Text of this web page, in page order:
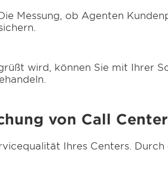
Messung, ob Agenten
wird, können Sie mit Ihrer
von Call
Ihres Centers. Durch